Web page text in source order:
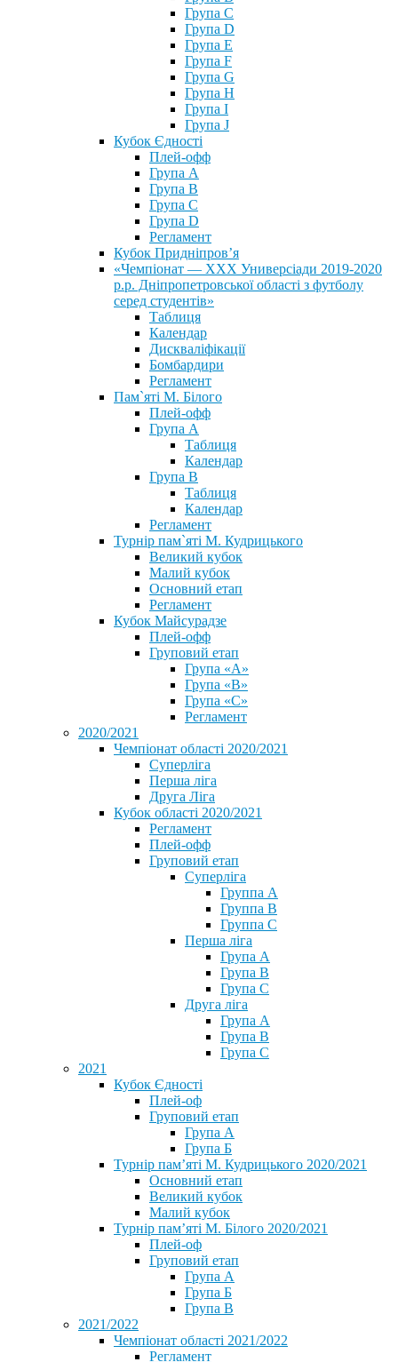
Група C
Група D
Група E
Група F
Група G
Група H
Група I
Група J
Кубок Єдності
Плей-офф
Група А
Група В
Група С
Група D
Регламент
Кубок Придніпров’я
«Чемпіонат — ХХХ Универсіади 2019-2020
р.р. Дніпропетровської області з футболу
серед студентів»
Таблиця
Календар
Дискваліфікації
Бомбардири
Регламент
Пам`яті М. Білого
Плей-офф
Група А
Таблиця
Календар
Група В
Таблиця
Календар
Регламент
Турнір пам`яті М. Кудрицького
Великий кубок
Малий кубок
Основний етап
Регламент
Кубок Майсурадзе
Плей-офф
Груповий етап
Група «А»
Група «B»
Група «C»
Регламент
2020/2021
Чемпіонат області 2020/2021
Суперліга
Перша ліга
Друга Ліга
Кубок області 2020/2021
Регламент
Плей-офф
Груповий етап
Суперліга
Группа A
Группа B
Группа C
Перша ліга
Група A
Група B
Група C
Друга ліга
Група A
Група B
Група C
2021
Кубок Єдності
Плей-оф
Груповий етап
Група А
Група Б
Турнір пам’яті М. Кудрицького 2020/2021
Основний етап
Великий кубок
Малий кубок
Турнір пам’яті М. Білого 2020/2021
Плей-оф
Груповий етап
Група А
Група Б
Група В
2021/2022
Чемпіонат області 2021/2022
Регламент